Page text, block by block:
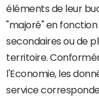
éléments de leur
"majoré" en
secondaires ou de
territoire.
l'Economie, les
service